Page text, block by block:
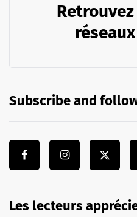
Subscribe and
Les lecteurs